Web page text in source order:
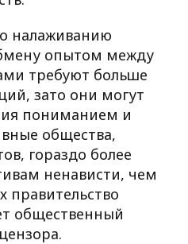
налаживанию
опытом между
требуют больше
зато они могут
пониманием и
общества,
гораздо более
ненависти, чем
правительство
общественный